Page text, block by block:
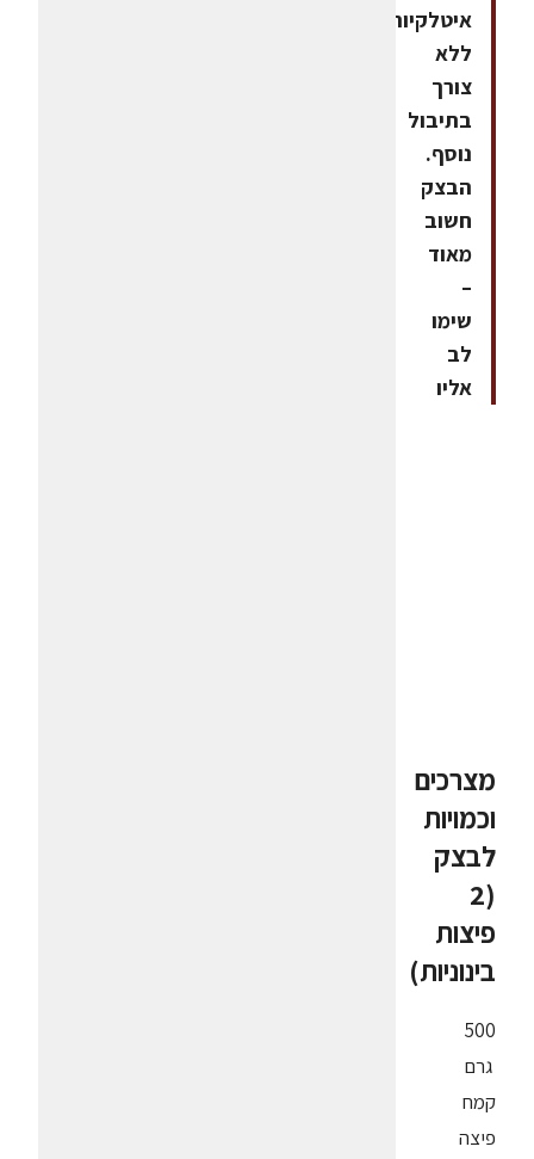
איטלקיות
ללא
צורך
בתיבול
נוסף.
הבצק
חשוב
מאוד
–
שימו
לב
אליו
מצרכים
וכמויות
לבצק
(2
פיצות
בינוניות)
500
גרם
קמח
פיצה